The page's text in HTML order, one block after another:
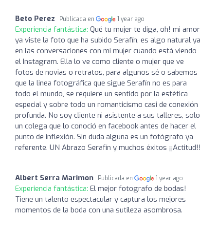
Beto Perez Publicada en 1 year ago
Experiencia fantástica: Qué tu mujer te diga, oh! mi amor
ya viste la foto que ha subido Serafín, es algo natural ya
en las conversaciones con mi mujer cuando está viendo
el Instagram. Ella lo ve como cliente o mujer que ve
fotos de novias o retratos, para algunos sé o sabemos
que la linea fotográfica que sigue Serafín no es para
todo el mundo, se requiere un sentido por la estética
especial y sobre todo un romanticismo casi de conexión
profunda. No soy cliente ni asistente a sus talleres, solo
un colega que lo conoció en facebook antes de hacer el
punto de inflexión. Sin duda alguna es un fotógrafo ya
referente. UN Abrazo Serafín y muchos éxitos ¡¡Actitud!!
Albert Serra Marimon Publicada en 1 year ago
Experiencia fantástica: El mejor fotografo de bodas!
Tiene un talento espectacular y captura los mejores
momentos de la boda con una sutileza asombrosa.